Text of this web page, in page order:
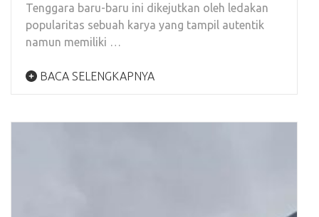
Tenggara baru-baru ini dikejutkan oleh ledakan
popularitas sebuah karya yang tampil autentik
namun memiliki …
BACA SELENGKAPNYA